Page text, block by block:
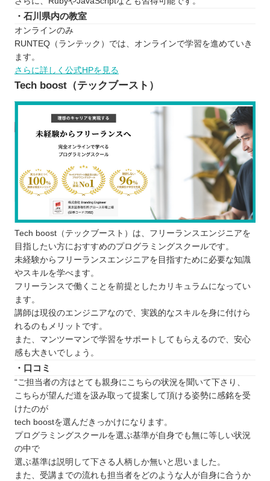
・石川県内の教室
オンラインのみ
RUNTEQ（ランテック）では、オンラインで学習を進めていき
ます。
さらに詳しく公式HPを見る
Tech boost（テックブースト）
Tech boost（テックブースト）は、フリーランスエンジニアを
目指したい方におすすめのプログラミングスクールです。
未経験からフリーランスエンジニアを目指すために必要な知識
やスキルを学べます。
フリーランスで働くことを前提としたカリキュラムになってい
ます。
講師は現役のエンジニアなので、実践的なスキルを身に付けら
れるのもメリットです。
また、マンツーマンで学習をサポートしてもらえるので、安心
感も大きいでしょう。
・口コミ
“ご担当者の方はとても親身にこちらの状況を聞いて下さり、
こちらが望んだ道を汲み取って提案して頂ける姿勢に感銘を受
けたのが
tech boostを選んだきっかけになります。
プログラミングスクールを選ぶ基準が自身でも無に等しい状況
の中で
選ぶ基準は説明して下さる人柄しか無いと思いました。
また、受講までの流れも担当者をどのような人が自身に合うか